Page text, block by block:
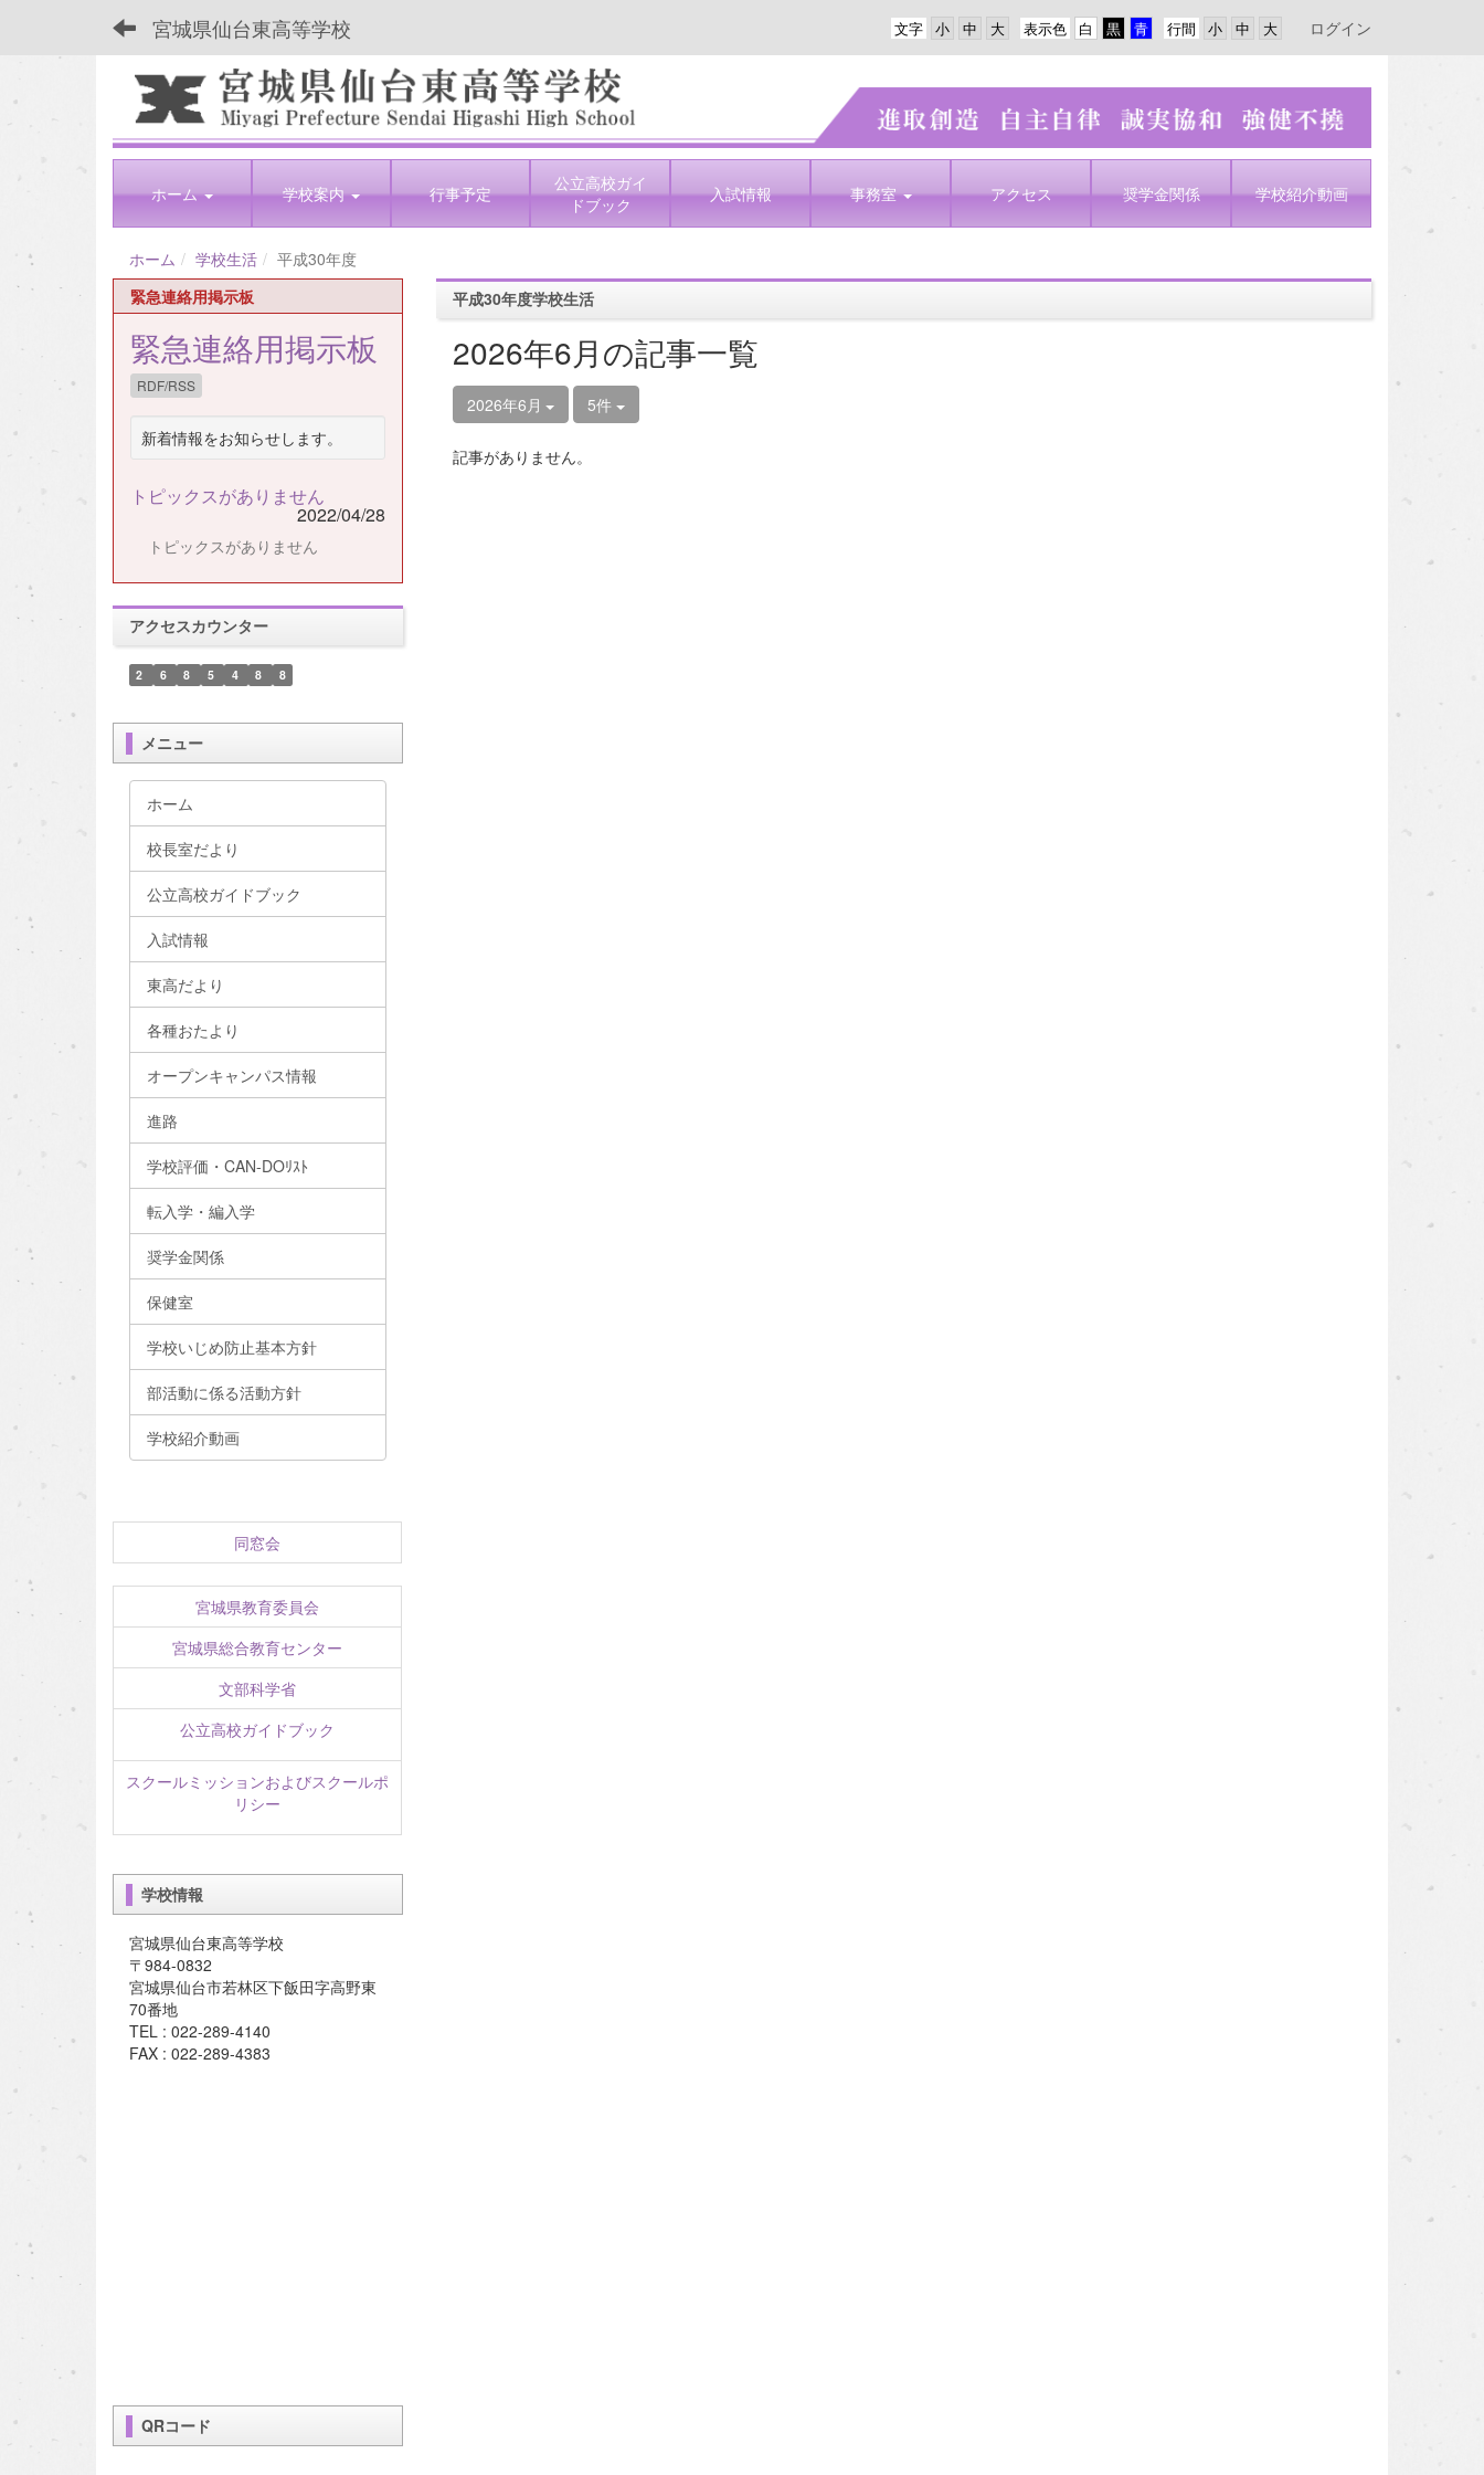
宮城県仙台東高等学校 行間
表示色
文字 ログイン
ホーム 学校案内 行事予定
公立高校ガイ
ドブック
入試情報 事務室 アクセス 奨学金関係 学校紹介動画
ホーム 学校生活
平成30年度
平成30年度学校生活
2026年6月の記事一覧
2026年6月 5件
記事がありません。
緊急連絡用掲示板
緊急連絡用掲示板
RDF/RSS
新着情報をお知らせします。
トピックスがありません
2022/04/28
トピックスがありません
アクセスカウンター
2 6 8 5 4 8 8
メニュー
ホーム
校長室だより
公立高校ガイドブック
入試情報
東高だより
各種おたより
オープンキャンパス情報
進路
学校評価・CAN-DOﾘｽﾄ
転入学・編入学
奨学金関係
保健室
学校いじめ防止基本方針
部活動に係る活動方針
学校紹介動画
同窓会
宮城県教育委員会
宮城県総合教育センター
文部科学省
公立高校ガイドブック
スクールミッションおよびスクールポ
リシー
学校情報
宮城県仙台東高等学校
〒984-0832
宮城県仙台市若林区下飯田字高野東
70番地
TEL : 022-289-4140
FAX : 022-289-4383
QRコード